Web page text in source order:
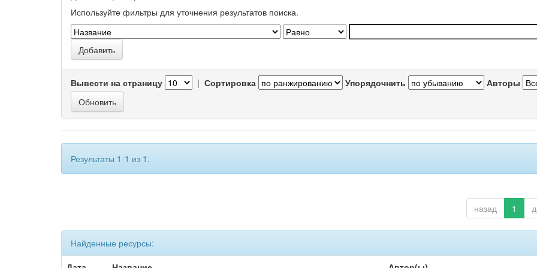
Используйте фильтры для уточнения результатов поиска.
Вывести на страницу | Сортировка Упорядочнить Авторы
Результаты 1-1 из 1.
назад 1
Найденные ресурсы: